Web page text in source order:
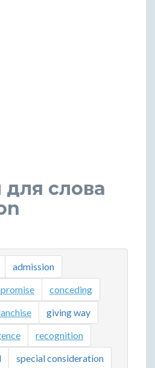
слова
admission
conceding
giving way
recognition
special consideration